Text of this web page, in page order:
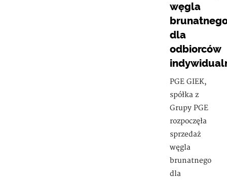
węgla
dla
odbiorców
PGE GIEK,
spółka z
Grupy PGE
rozpoczęła
sprzedaż
węgla
brunatnego
dla